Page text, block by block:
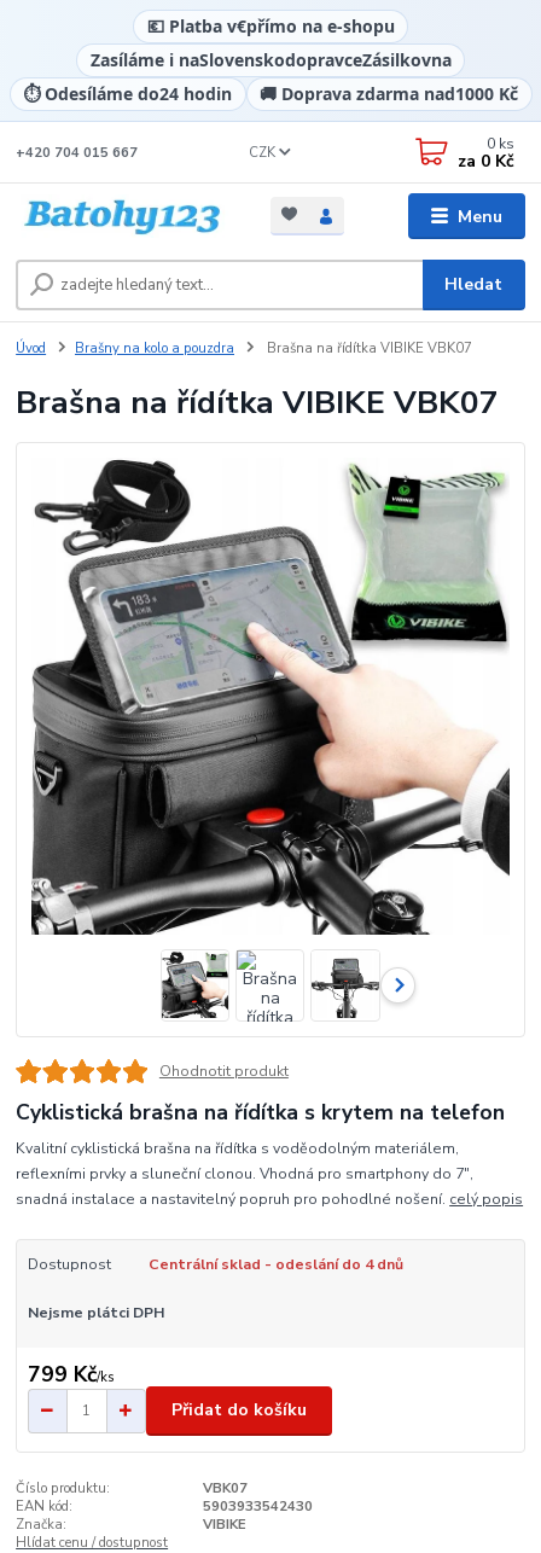
💶 Platba v€přímo na e-shopu
Zasíláme i naSlovenskodopravceZásilkovna
⏱️ Odesíláme do24 hodin 🚚 Doprava zdarma nad1000 Kč
Menu
CZK
Hledat
+420 704 015 667 0 ks
za 0 Kč
Úvod Brašny na kolo a pouzdra Brašna na řídítka VIBIKE VBK07
Brašna na řídítka VIBIKE VBK07
Ohodnotit produkt
Cyklistická brašna na řídítka s krytem na telefon
Kvalitní cyklistická brašna na řídítka s voděodolným materiálem,
reflexními prvky a sluneční clonou. Vhodná pro smartphony do 7",
snadná instalace a nastavitelný popruh pro pohodlné nošení. celý popis
Dostupnost Centrální sklad - odeslání do 4 dnů
Nejsme plátci DPH
799 Kč/ks
Přidat do košíku
Číslo produktu:
VBK07
EAN kód:
5903933542430
Značka:
VIBIKE
Hlídat cenu / dostupnost